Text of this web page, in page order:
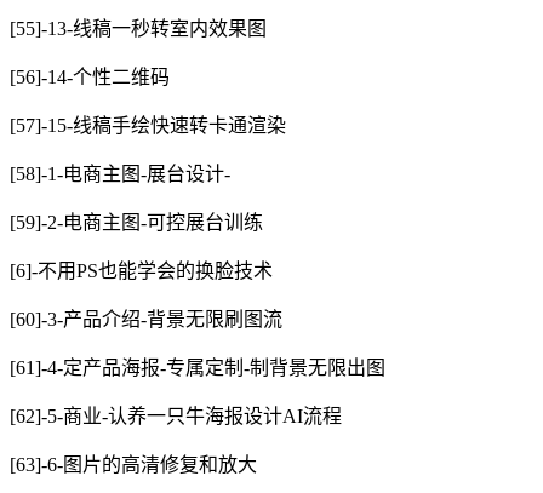
[55]-13-线稿一秒转室内效果图
[56]-14-个性二维码
[57]-15-线稿手绘快速转卡通渲染
[58]-1-电商主图-展台设计-
[59]-2-电商主图-可控展台训练
[6]-不用PS也能学会的换脸技术
[60]-3-产品介绍-背景无限刷图流
[61]-4-定产品海报-专属定制-制背景无限出图
[62]-5-商业-认养一只牛海报设计AI流程
[63]-6-图片的高清修复和放大